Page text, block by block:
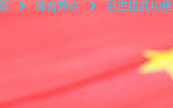
体育热点 尼古拉武切